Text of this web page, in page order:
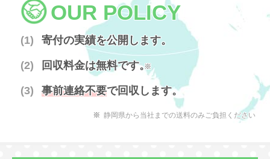
OUR POLICY
寄付の実績を公開します。
回収料金は無料です。
※
事前連絡不要で回収します。
静岡県から当社までの送料のみご負担ください